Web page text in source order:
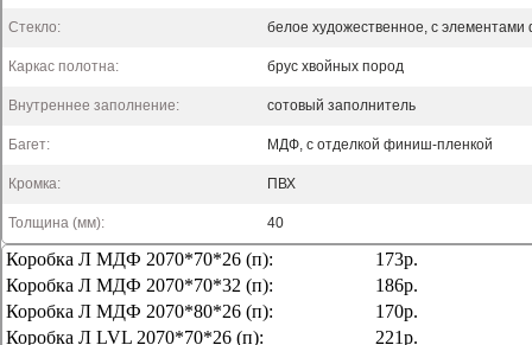
Стекло: белое художественное, с элементами
Каркас полотна: брус хвойных пород
Внутреннее заполнение: сотовый заполнитель
Багет: МДФ, с отделкой финиш-пленкой
Кромка: ПВХ
Толщина (мм): 40
Коробка Л МДФ 2070*70*26 (п):
173р.
Коробка Л МДФ 2070*70*32 (п):
186р.
Коробка Л МДФ 2070*80*26 (п):
170р.
Коробка Л LVL 2070*70*26 (п):
221р.